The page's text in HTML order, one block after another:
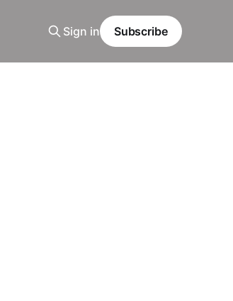
Sign in Subscribe